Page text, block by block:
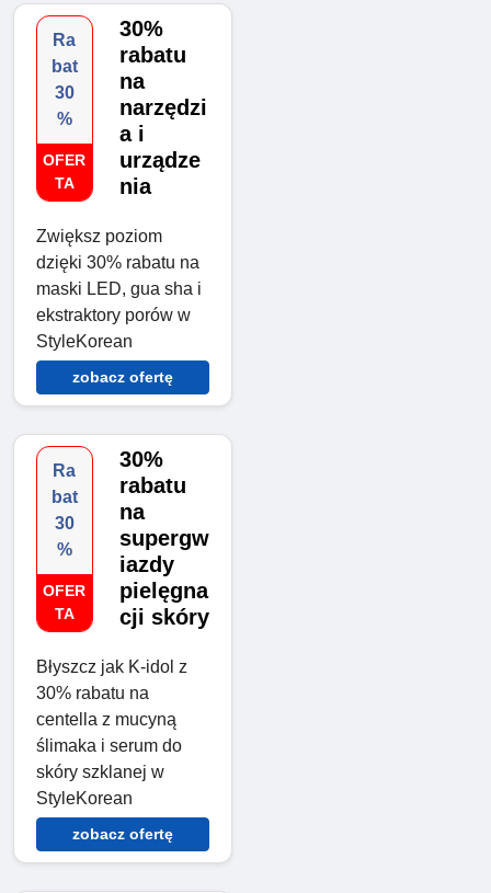
Ra
bat
30
%
OFER
TA
30%
rabatu
na
narzędzi
a i
urządze
nia
Zwiększ poziom
dzięki 30% rabatu na
maski LED, gua sha i
ekstraktory porów w
StyleKorean
zobacz ofertę
Ra
bat
30
%
OFER
TA
30%
rabatu
na
supergw
iazdy
pielęgna
cji skóry
Błyszcz jak K-idol z
30% rabatu na
centella z mucyną
ślimaka i serum do
skóry szklanej w
StyleKorean
zobacz ofertę